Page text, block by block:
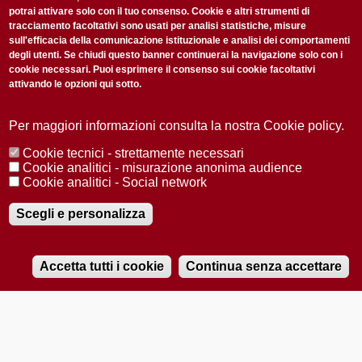
Audio
Accetto laPrivacy Policy
Redazione Copyright Privacy
Area stampa
© 2025 Università di Padova
Registrazione presso il Tribunale di Padova n. 2097/2012 del 18 giugno
2012
potrai attivare solo con il tuo consenso. Cookie e altri strumenti di
tracciamento facoltativi sono usati per analisi statistiche, misure
sull'efficacia della comunicazione istituzionale e analisi dei comportamenti
degli utenti. Se chiudi questo banner continuerai la navigazione solo con i
cookie necessari. Puoi esprimere il consenso sui cookie facoltativi
attivando le opzioni qui sotto.
Per maggiori informazioni consulta la nostra Cookie policy.
Cookie tecnici - strettamente necessari
Cookie analitici - misurazione anonima audience
Cookie analitici - Social network
Scegli e personalizza
Accetta tutti i cookie Continua senza accettare